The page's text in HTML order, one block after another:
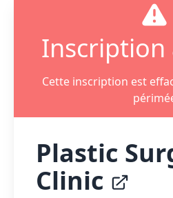
Inscription
Cette inscription est
Plastic
Clinic